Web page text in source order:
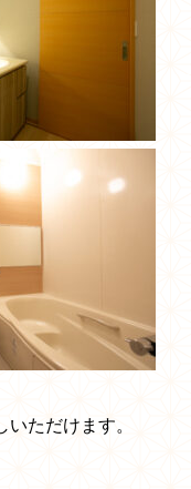
ただけます。